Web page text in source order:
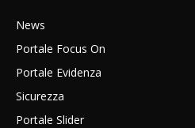
News
Portale Focus On
Portale Evidenza
Sicurezza
Portale Slider